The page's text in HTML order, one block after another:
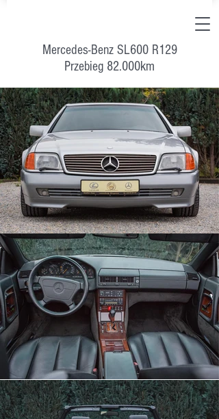
Mercedes-Benz SL600 R129
Przebieg 82.000km